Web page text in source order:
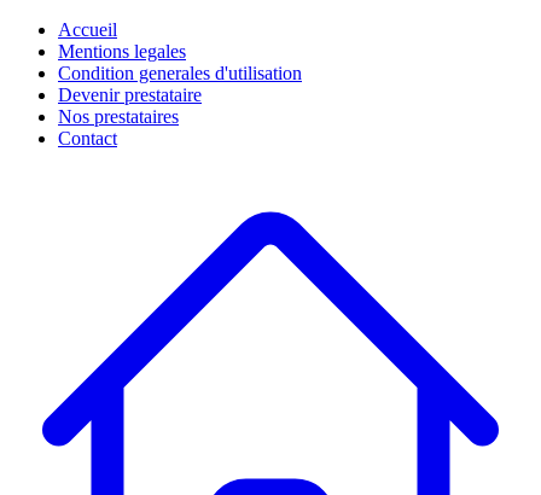
Accueil
Mentions legales
Condition generales d'utilisation
Devenir prestataire
Nos prestataires
Contact